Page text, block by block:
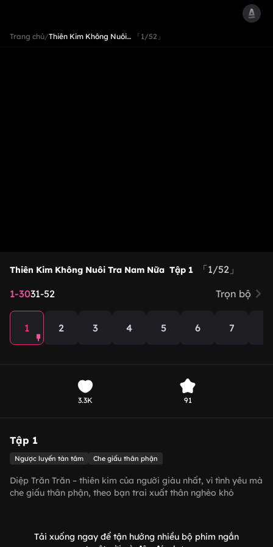
Trang chủ/Thiên Kim Không Nuôi… 「1/52」
Thiên Kim Không Nuôi Tra Nam Nữa Tập 1
「1/52」
1-3031-52 Trọn bộ
1 2 3 4 5 6 7
3.3K 91
Tập 1
Ngược luyến tàn tâm Che giấu thân phận
Diệp Trăn Trăn – thiên kim của người giàu nhất, vì tình yêu mà
che giấu thân phận, theo bạn trai xuất thân nghèo khó
Trăn Trăn được ổn định, nhà họ Diệp đã bổ nhiệm Trương
Thiên Hạo làm tổng giám đốc Tập đoàn Diệp Thị. Không ngờ,
Tải xuống ngay để tận hưởng nhiều bộ phim ngắn